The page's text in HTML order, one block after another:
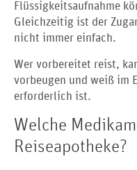
Flüssigkeitsaufnahme
Gleichzeitig ist der
nicht immer einfach.
Wer vorbereitet reist,
vorbeugen und weiß im
erforderlich ist.
Welche
Reiseapotheke?